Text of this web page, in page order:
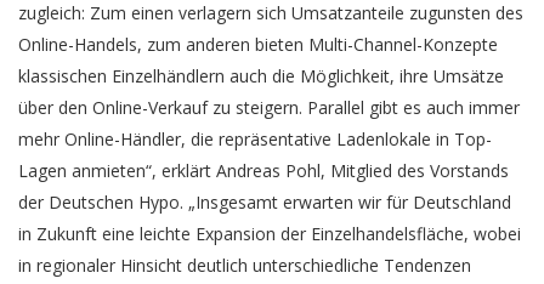
zugleich: Zum einen verlagern sich Umsatzanteile zugunsten des
Online-Handels, zum anderen bieten Multi-Channel-Konzepte
klassischen Einzelhändlern auch die Möglichkeit, ihre Umsätze
über den Online-Verkauf zu steigern. Parallel gibt es auch immer
mehr Online-Händler, die repräsentative Ladenlokale in Top-
Lagen anmieten“, erklärt Andreas Pohl, Mitglied des Vorstands
der Deutschen Hypo. „Insgesamt erwarten wir für Deutschland
in Zukunft eine leichte Expansion der Einzelhandelsfläche, wobei
in regionaler Hinsicht deutlich unterschiedliche Tendenzen